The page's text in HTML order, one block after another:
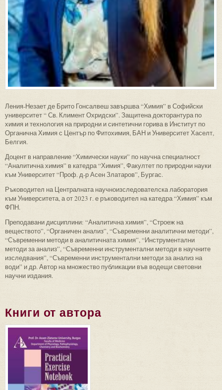
Ления-Незает де Брито Гонсалвеш завършва “Химия” в Софийски
университет “ Св. Климент Охридски”. Защитена докторантура по
химия и технология на природни и синтетични горива в Институт по
Органична Химия с Център по Фитохимия, БАН и Университет Хаселт,
Белгия.
Доцент в направление “Химически науки” по научна специалност
“Аналитична химия” в катедра “Химия”, Факултет по природни науки
към Университет “Проф. д-р Асен Златаров”, Бургас.
Ръководител на Централната научноизследователска лаборатория
към Университета, а от 2023 г. е ръководител на катедра “Химия” към
ФПН.
Преподавани дисциплини: “Аналитична химия”, “Строеж на
веществото”, “Органичен анализ”, “Съвременни аналитични методи”,
“Съвременни методи в аналитичната химия”, “Инструментални
методи за анализ”, “Съвременни инструментални методи в научните
изследвания”, “Съвременни инструментални методи за анализ на
води” и др. Автор на множество публикации във водещи световни
научни издания.
Книги от автора